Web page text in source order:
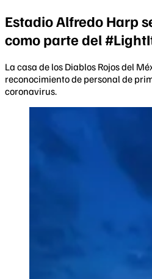
Estadio Alfredo Harp
como parte del
La casa de los Diablos Rojos del
reconocimiento de personal de
coronavirus.